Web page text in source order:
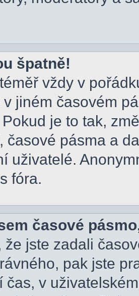
špatně!
vždy v
jiném časovém
je to tak,
časové pásma a
uživatelé.
fóra.
časové
že jste zadali
pak jste
čas, v